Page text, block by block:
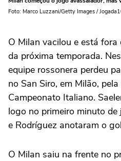
Foto: Marco Luzzani/Getty Images /
O Milan vacilou e está
da próxima temporada.
equipe rossonera perdeu
no San Siro, em Milão,
Campeonato Italiano.
logo no primeiro minuto
e Rodríguez anotaram o
O Milan saiu na frente no